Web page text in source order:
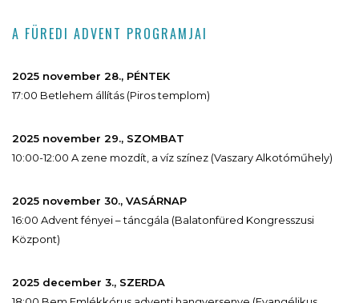
A FÜREDI ADVENT PROGRAMJAI
2025 november 28., PÉNTEK
17:00 Betlehem állítás (Piros templom)
2025 november 29., SZOMBAT
10:00-12:00 A zene mozdít, a víz színez (Vaszary Alkotóműhely)
2025 november 30., VASÁRNAP
16:00 Advent fényei – táncgála (Balatonfüred Kongresszusi
Központ)
2025 december 3., SZERDA